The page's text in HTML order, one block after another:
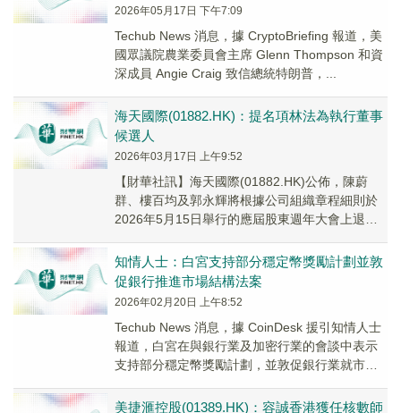
2026年05月17日 下午7:09
Techub News 消息，據 CryptoBriefing 報道，美
國眾議院農業委員會主席 Glenn Thompson 和資
深成員 Angie Craig 致信總統特朗普，...
海天國際(01882.HK)：提名項林法為執行董事
候選人
2026年03月17日 上午9:52
【財華社訊】海天國際(01882.HK)公佈，陳蔚
群、樓百均及郭永輝將根據公司組織章程細則於
2026年5月15日舉行的應屆股東週年大會上退
知情人士：白宮支持部分穩定幣獎勵計劃並敦
促銀行推進市場結構法案
2026年02月20日 上午8:52
Techub News 消息，據 CoinDesk 援引知情人士
報道，白宮在與銀行業及加密行業的會談中表示
支持部分穩定幣獎勵計劃，並敦促銀行業就市場
美捷滙控股(01389.HK)：容誠香港獲任核數師